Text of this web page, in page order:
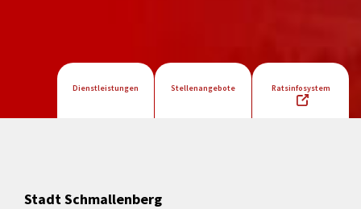
Dienstleistungen Stellenangebote Ratsinfosystem
Stadt Schmallenberg